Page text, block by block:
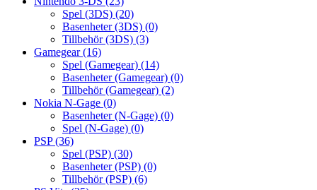
Spel (3DS) (20)
Basenheter (3DS) (0)
Tillbehör (3DS) (3)
Gamegear(16)
Spel (Gamegear) (14)
Basenheter (Gamegear) (0)
Tillbehör (Gamegear) (2)
Nokia N-Gage (0)
Basenheter (N-Gage) (0)
Spel (N-Gage) (0)
PSP(36)
Spel (PSP) (30)
Basenheter (PSP) (0)
Tillbehör (PSP) (6)